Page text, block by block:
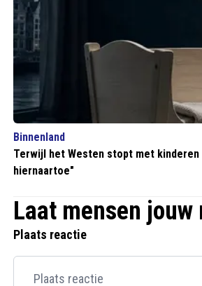
Binnenland
Terwijl het Westen stopt met
hiernaartoe"
Laat mensen
Plaats reactie